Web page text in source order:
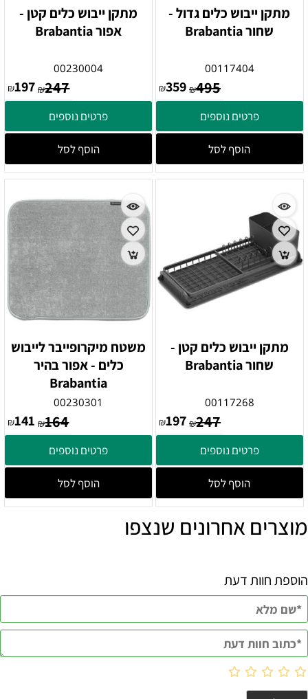
מתקן ייבוש כלים גדול -
שחור Brabantia
00117404
₪495
₪359
פרטים נוספים
הוסף לסל
מתקן ייבוש כלים קטן -
אפור Brabantia
00230004
₪247
₪197
פרטים נוספים
הוסף לסל
מתקן ייבוש כלים קטן -
שחור Brabantia
00117268
₪247
₪197
פרטים נוספים
הוסף לסל
משטח מיקרופייבר לייבוש
כלים - אפור בהיר
Brabantia
00230301
₪164
₪141
פרטים נוספים
הוסף לסל
מוצרים אחרונים שנצפו
הוספת חוות דעת